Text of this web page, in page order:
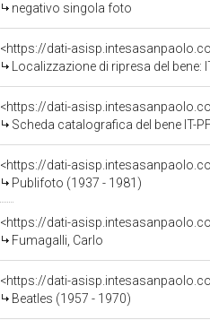
negativo singola foto
<https://dati-
Localizzazione di ripresa del bene:
<https://dati-
Scheda catalografica del bene IT-
<https://dati-
Publifoto (1937 - 1981)
<https://dati-
Fumagalli, Carlo
<https://dati-
Beatles (1957 - 1970)